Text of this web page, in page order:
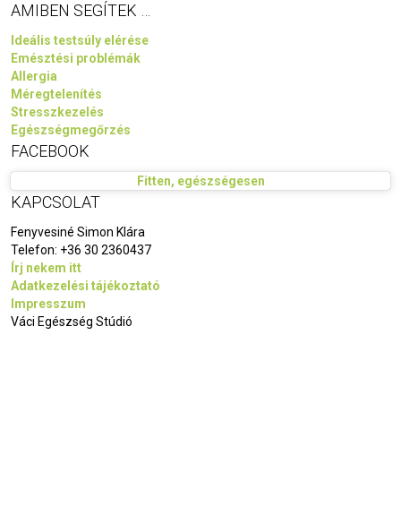
AMIBEN SEGÍTEK …
Ideális testsúly elérése
Emésztési problémák
Allergia
Méregtelenítés
Stresszkezelés
Egészségmegőrzés
FACEBOOK
Fitten, egészségesen
KAPCSOLAT
Fenyvesiné Simon Klára
Telefon: +36 30 2360437
Írj nekem itt
Adatkezelési tájékoztató
Impresszum
Váci Egészség Stúdió